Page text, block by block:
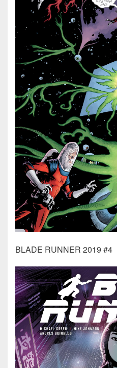
BLADE RUNNER 2019 #4